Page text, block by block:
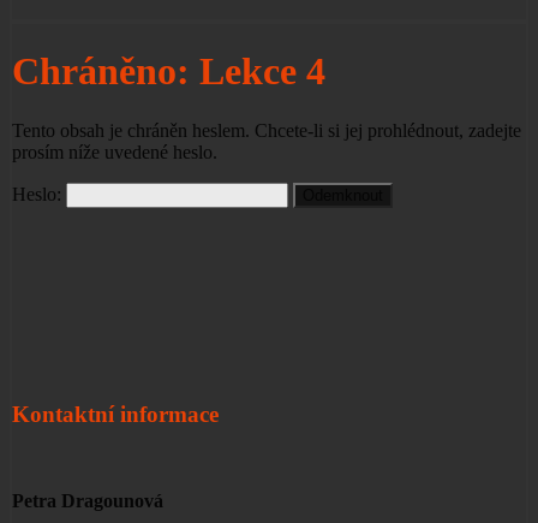
Chráněno: Lekce 4
Tento obsah je chráněn heslem. Chcete-li si jej prohlédnout, zadejte
prosím níže uvedené heslo.
Heslo:
Kontaktní informace
Petra Dragounová